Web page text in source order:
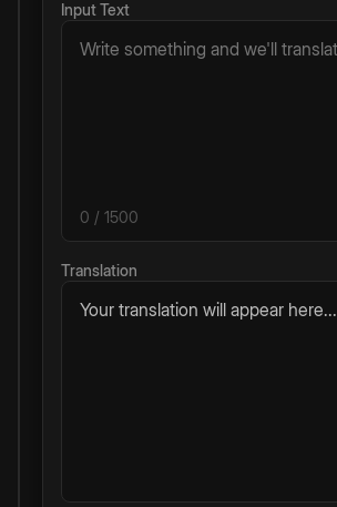
Input Text
0 / 1500
Translation
Your translation will appear here...